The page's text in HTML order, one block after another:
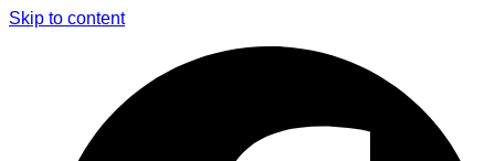
Skip to content